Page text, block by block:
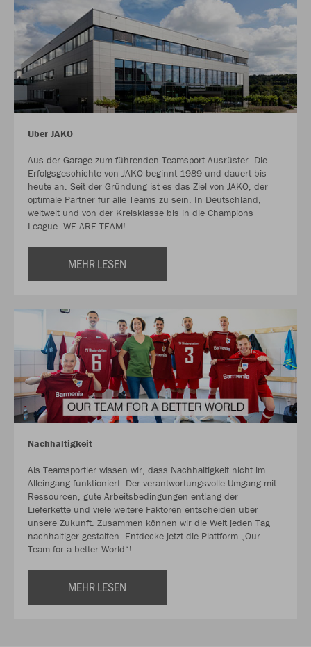
Über JAKO
Aus der Garage zum führenden Teamsport-Ausrüster. Die
Erfolgsgeschichte von JAKO beginnt 1989 und dauert bis
heute an. Seit der Gründung ist es das Ziel von JAKO, der
optimale Partner für alle Teams zu sein. In Deutschland,
weltweit und von der Kreisklasse bis in die Champions
League. WE ARE TEAM!
MEHR LESEN
Nachhaltigkeit
Als Teamsportler wissen wir, dass Nachhaltigkeit nicht im
Alleingang funktioniert. Der verantwortungsvolle Umgang mit
Ressourcen, gute Arbeitsbedingungen entlang der
Lieferkette und viele weitere Faktoren entscheiden über
unsere Zukunft. Zusammen können wir die Welt jeden Tag
nachhaltiger gestalten. Entdecke jetzt die Plattform „Our
Team for a better World“!
MEHR LESEN